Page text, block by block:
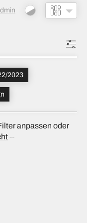
2023
anpassen oder